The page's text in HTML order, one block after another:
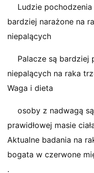
Ludzie
bardziej narażone na
niepalących
Palacze są bardziej
niepalących na raka
Waga i dieta
osoby z nadwagą
prawidłowej masie
Aktualne badania na
bogata w czerwone
.